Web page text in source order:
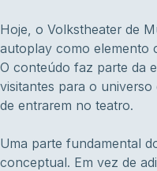
Hoje, o Volkstheater de
autoplay como elemento
O conteúdo faz parte da
visitantes para o
de entrarem no teatro.
Uma parte fundamental
conceptual. Em vez de